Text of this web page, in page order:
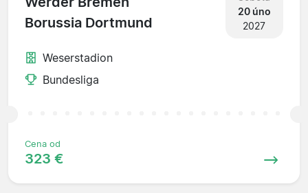
Borussia Dortmund
20 úno
2027
Weserstadion
Bundesliga
Cena od
323 €